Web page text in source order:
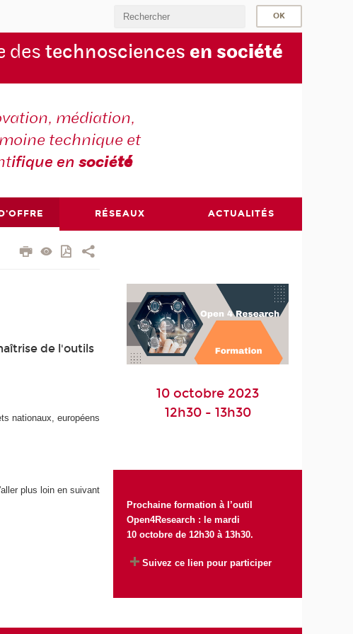
destechnosciences en société
médiation,
technique et
ifique ensociété
RÉSEAUX ACTUALITÉS
de l'outils
nationaux, européens
plus loin en suivant
10 octobre 2023
12h30 - 13h30
Prochaine formation à l’outil
Open4Research : le mardi
10 octobre de 12h30 à 13h30.
Suivez ce lien pour participer